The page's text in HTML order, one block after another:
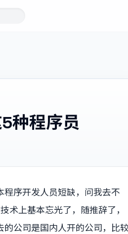
种程序员
序开发人员短缺，问我去不
术上基本忘光了，随推辞了，
公司是国内人开的公司，比